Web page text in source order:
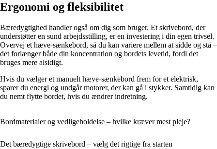
Ergonomi og fleksibilitet
Bæredygtighed handler også om dig som bruger. Et skrivebord, der
understøtter en sund arbejdsstilling, er en investering i din egen trivsel.
Overvej et hæve-sænkebord, så du kan variere mellem at sidde og stå –
det forlænger både din koncentration og bordets levetid, fordi det
bruges mere alsidigt.
Hvis du vælger et manuelt hæve-sænkebord frem for et elektrisk,
sparer du energi og undgår motorer, der kan gå i stykker. Samtidig kan
du nemt flytte bordet, hvis du ændrer indretning.
Bordmaterialer og vedligeholdelse – hvilke kræver mest pleje?
Det bæredygtige skrivebord – vælg det rigtige fra starten